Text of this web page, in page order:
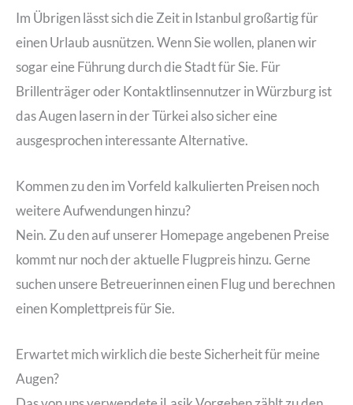
Im Übrigen lässt sich die Zeit in Istanbul großartig für
einen Urlaub ausnützen. Wenn Sie wollen, planen wir
sogar eine Führung durch die Stadt für Sie. Für
Brillenträger oder Kontaktlinsennutzer in Würzburg ist
das Augen lasern in der Türkei also sicher eine
ausgesprochen interessante Alternative.
Kommen zu den im Vorfeld kalkulierten Preisen noch
weitere Aufwendungen hinzu?
Nein. Zu den auf unserer Homepage angebenen Preise
kommt nur noch der aktuelle Flugpreis hinzu. Gerne
suchen unsere Betreuerinnen einen Flug und berechnen
einen Komplettpreis für Sie.
Erwartet mich wirklich die beste Sicherheit für meine
Augen?